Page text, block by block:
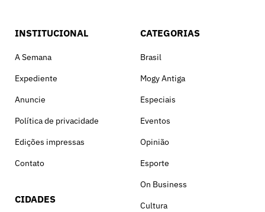
INSTITUCIONAL
A Semana
Expediente
Anuncie
Política de privacidade
Edições impressas
Contato
CIDADES
CATEGORIAS
Brasil
Mogy Antiga
Especiais
Eventos
Opinião
Esporte
On Business
Cultura